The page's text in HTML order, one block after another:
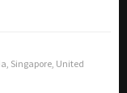
Singapore United